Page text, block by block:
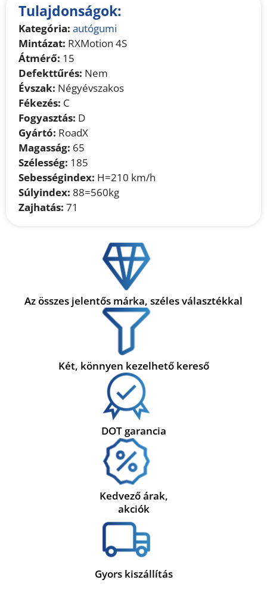
Tulajdonságok:
Kategória: autógumi
Mintázat: RXMotion 4S
Átmérő: 15
Defekttűrés: Nem
Évszak: Négyévszakos
Fékezés: C
Fogyasztás: D
Gyártó: RoadX
Magasság: 65
Szélesség: 185
Sebességindex: H=210 km/h
Súlyindex: 88=560kg
Zajhatás: 71
Az összes jelentős márka, széles választékkal
Két, könnyen kezelhető kereső
DOT garancia
Kedvező árak,
akciók
Gyors kiszállítás